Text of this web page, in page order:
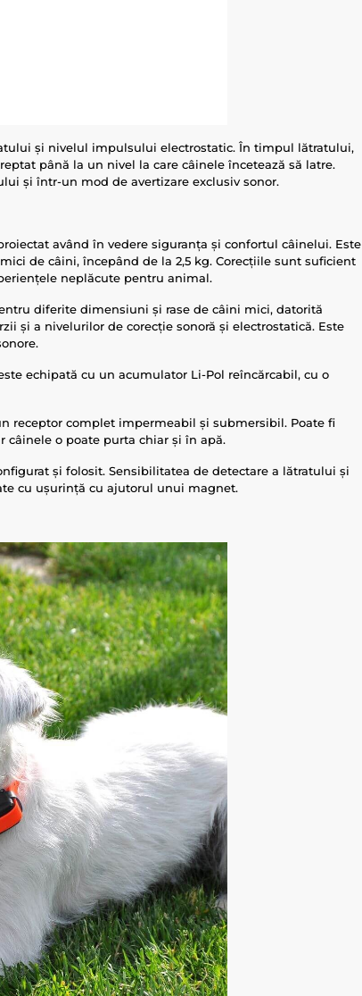
și nivelul impulsului electrostatic. În timpul lătratului,
până la un nivel la care câinele încetează să latre.
și într-un mod de avertizare exclusiv sonor.
având în vedere siguranța și confortul câinelui. Este
de câini, începând de la 2,5 kg. Corecțiile sunt suficient
neplăcute pentru animal.
diferite dimensiuni și rase de câini mici, datorită
și a nivelurilor de corecție sonoră și electrostatică. Este
echipată cu un acumulator Li-Pol reîncărcabil, cu o
receptor complet impermeabil și submersibil. Poate fi
câinele o poate purta chiar și în apă.
și folosit. Sensibilitatea de detectare a lătratului și
cu ușurință cu ajutorul unui magnet.